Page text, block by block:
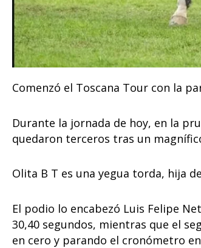
Comenzó el Toscana Tour con la
Durante la jornada de hoy, en la
quedaron terceros tras un
Olita B T es una yegua torda, hija
El podio lo encabezó Luis Felipe
30,40 segundos, mientras que el
en cero y parando el cronómetro